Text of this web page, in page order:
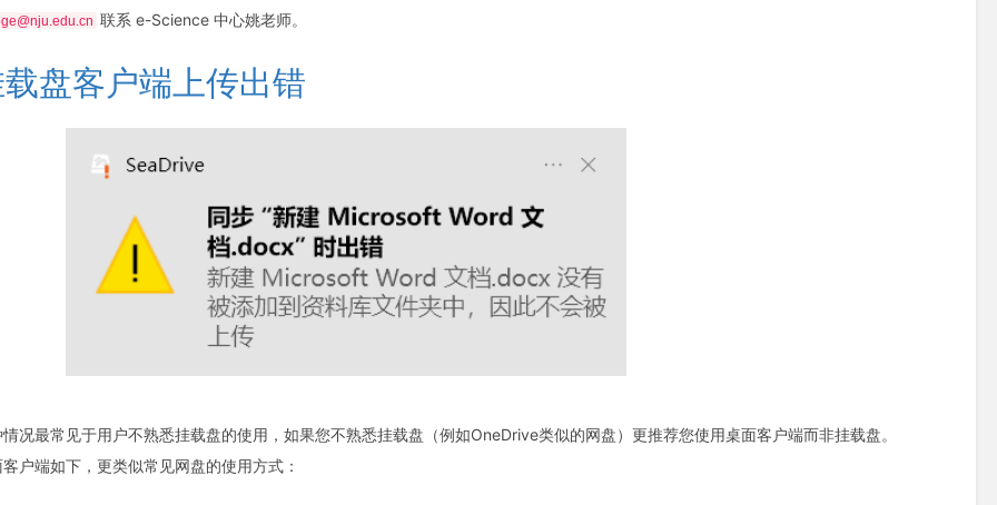
联系 e-Science 中心姚老师。
盘客户端上传出错
况最常见于用户不熟悉挂载盘的使用，如果您不熟悉挂载盘（例如OneDrive类似的网盘）更推荐您使用桌面客户端而非挂载盘。
户端如下，更类似常见网盘的使用方式：